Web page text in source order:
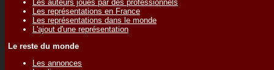
Les auteurs joués par des professionnels
Les représentations en France
Les représentations dans le monde
L'ajout d'une représentation
Le reste du monde
Les annonces